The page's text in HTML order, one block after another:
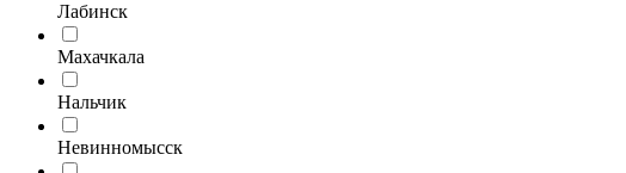
Лабинск
Махачкала
Нальчик
Невинномысск